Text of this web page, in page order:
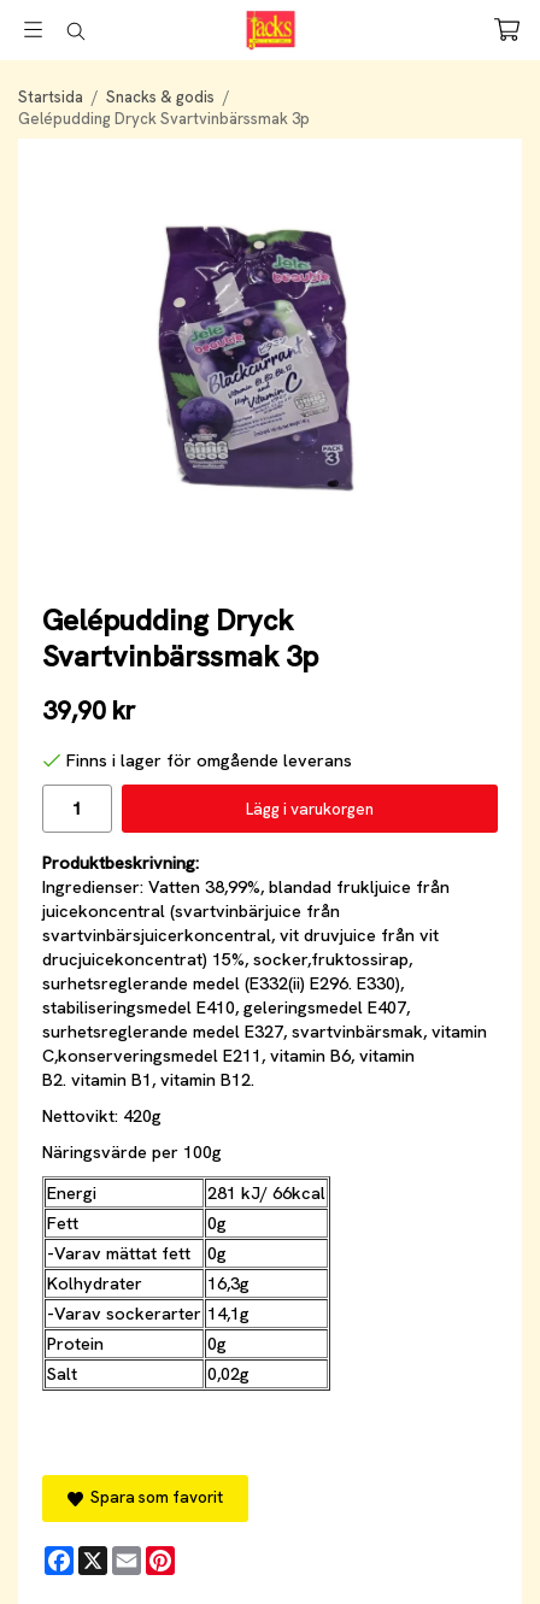
Startsida / Snacks & godis /
Gelépudding Dryck Svartvinbärssmak 3p
Gelépudding Dryck
Svartvinbärssmak 3p
39,90 kr
Finns i lager för omgående leverans
Lägg i varukorgen
Produktbeskrivning:
Ingredienser: Vatten 38,99%, blandad frukljuice från
juicekoncentral (svartvinbärjuice från
svartvinbärsjuicerkoncentral, vit druvjuice från vit
drucjuicekoncentrat) 15%, socker,fruktossirap,
surhetsreglerande medel (E332(ii) E296. E330),
stabiliseringsmedel E410, geleringsmedel E407,
surhetsreglerande medel E327, svartvinbärsmak, vitamin
C,konserveringsmedel E211, vitamin B6, vitamin
B2. vitamin B1, vitamin B12.
Nettovikt: 420g
Näringsvärde per 100g
Energi
281 kJ/ 66kcal
Fett
0g
-Varav mättat fett
0g
Kolhydrater
16,3g
-Varav sockerarter 14,1g
Protein
0g
Salt
0,02g
Spara som favorit
Facebook
X Email